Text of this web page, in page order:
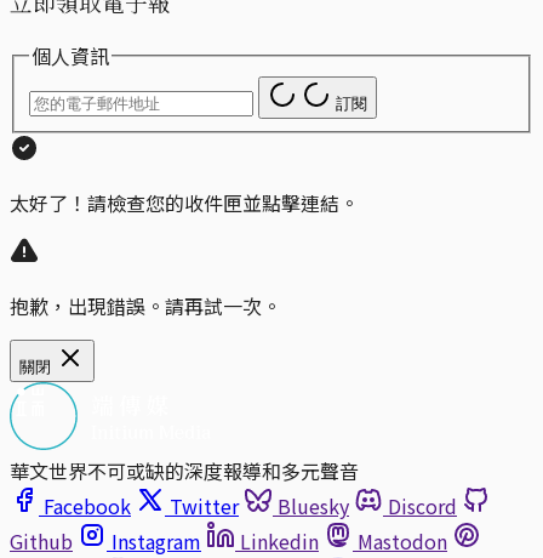
個人資訊
訂閱
太好了！請檢查您的收件匣並點擊連結。
抱歉，出現錯誤。請再試一次。
關閉
華文世界不可或缺的深度報導和多元聲音
Facebook
Twitter Bluesky
Discord
Github
Instagram Linkedin
Mastodon